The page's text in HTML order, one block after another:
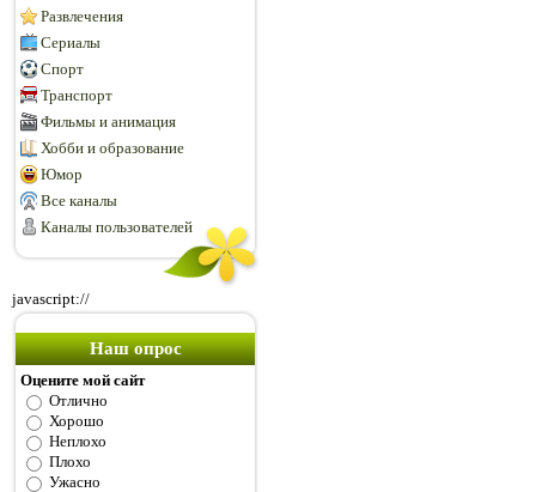
Развлечения
Сериалы
Спорт
Транспорт
Фильмы и анимация
Хобби и образование
Юмор
Все каналы
Каналы пользователей
javascript://
Наш опрос
Оцените мой сайт
Отлично
Хорошо
Неплохо
Плохо
Ужасно